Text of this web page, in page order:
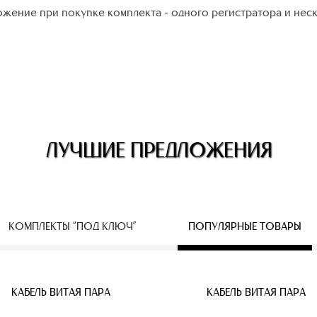
при покупке комплекта - одного регистратора и
ЛУЧШИЕ ПРЕДЛОЖЕНИЯ
КОМПЛЕКТЫ “ПОД КЛЮЧ” ПОПУЛЯРНЫЕ ТОВАРЫ
IP КАМЕРЫ КАБЕЛЬ ВИТАЯ ПАРА
КАБЕЛЬ ВИТАЯ ПАРА КАБЕЛЬ ВИТАЯ ПАРА
КАБЕЛЬ ВИТАЯ ПАРА КАБЕЛЬ ВИТАЯ ПАРА